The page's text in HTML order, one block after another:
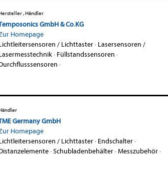
, Händler
GmbH & Co.KG
Homepage
/ Lichttaster· Lasersensoren /
· Füllstandssensoren ·
·
Germany GmbH
Homepage
/ Lichttaster· Endschalter·
·Schubladenbehälter·Messzubehör·